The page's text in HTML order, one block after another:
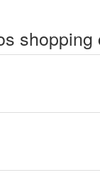
shopping